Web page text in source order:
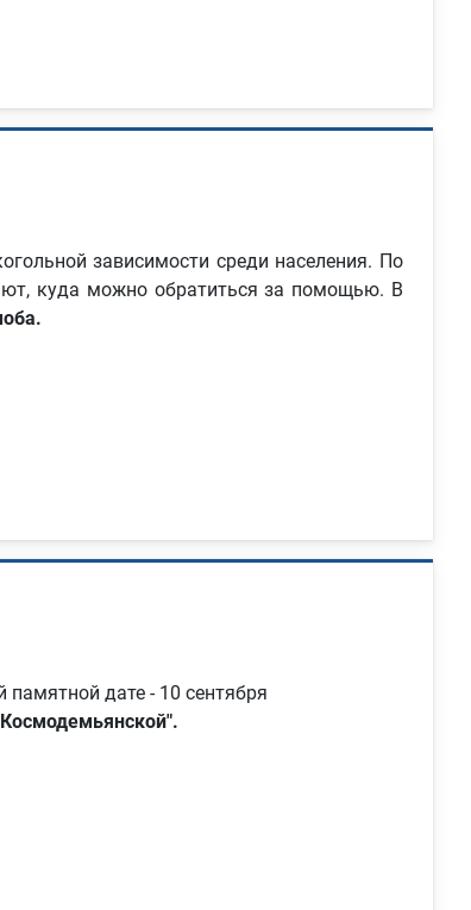
зависимости среди населения. По
куда можно обратиться за помощью. В
дате - 10 сентября